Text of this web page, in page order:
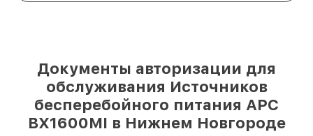
Документы авторизации для
обслуживания Источников
бесперебойного питания APC
BX1600MI в Нижнем Новгороде